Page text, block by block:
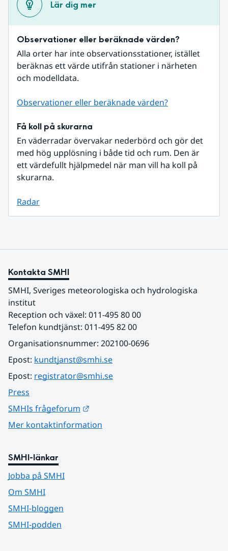
Lär dig mer
Observationer eller beräknade värden?
Alla orter har inte observationsstationer, istället
beräknas ett värde utifrån stationer i närheten
och modelldata.
Observationer eller beräknade värden?
Få koll på skurarna
En väderradar övervakar nederbörd och gör det
med hög upplösning i både tid och rum. Den är
ett värdefullt hjälpmedel när man vill ha koll på
skurarna.
Radar
Kontakta SMHI
SMHI, Sveriges meteorologiska och hydrologiska
institut
Reception och växel: 011-495 80 00
Telefon kundtjänst: 011-495 82 00
Organisationsnummer: 202100-0696
Epost: kundtjanst@smhi.se
Epost: registrator@smhi.se
Press
SMHIs frågeforum
Mer kontaktinformation
SMHI-länkar
Jobba på SMHI
Om SMHI
SMHI-bloggen
SMHI-podden